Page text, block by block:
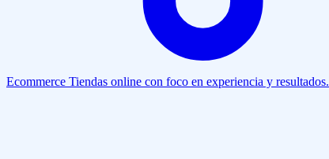
Ecommerce Tiendas online con foco en experiencia y resultados.